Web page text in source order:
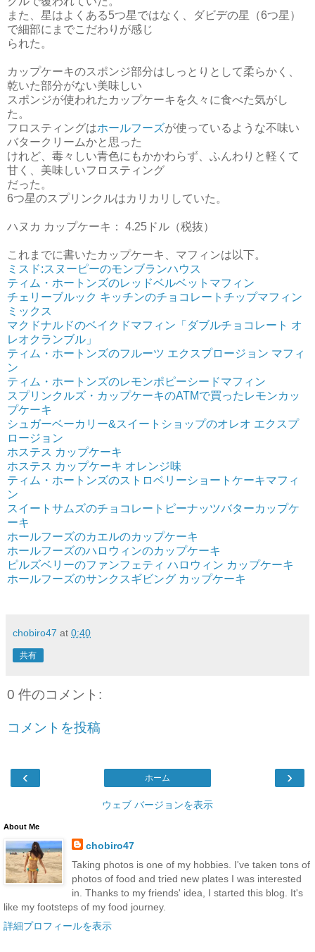
また、星はよくある5つ星ではなく、ダビデの星（6つ星）
で細部にまでこだわりが感じ
られた。
カップケーキのスポンジ部分はしっとりとして柔らかく、
乾いた部分がない美味しい
スポンジが使われたカップケーキを久々に食べた気がし
た。
フロスティングはホールフーズが使っているような不味い
バタークリームかと思った
けれど、毒々しい青色にもかかわらず、ふんわりと軽くて
甘く、美味しいフロスティング
だった。
6つ星のスプリンクルはカリカリしていた。
ハヌカ カップケーキ： 4.25ドル（税抜）
これまでに書いたカップケーキ、マフィンは以下。
ミスド:スヌーピーのモンブランハウス
ティム・ホートンズのレッドベルベットマフィン
チェリーブルック キッチンのチョコレートチップマフィン
ミックス
マクドナルドのベイクドマフィン「ダブルチョコレート オ
レオクランブル」
ティム・ホートンズのフルーツ エクスプロージョン マフィ
ン
ティム・ホートンズのレモンポピーシードマフィン
スプリンクルズ・カップケーキのATMで買ったレモンカッ
プケーキ
シュガーベーカリー&スイートショップのオレオ エクスプ
ロージョン
ホステス カップケーキ
ホステス カップケーキ オレンジ味
ティム・ホートンズのストロベリーショートケーキマフィ
ン
スイートサムズのチョコレートピーナッツバターカップケ
ーキ
ホールフーズのカエルのカップケーキ
ホールフーズのハロウィンのカップケーキ
ピルズベリーのファンフェティ ハロウィン カップケーキ
ホールフーズのサンクスギビング カップケーキ
chobiro47 at 0:40
共有
0 件のコメント:
コメントを投稿
‹ ›
ホーム
ウェブ バージョンを表示
About Me
chobiro47
Taking photos is one of my hobbies. I've taken tons of
photos of food and tried new plates I was interested
in. Thanks to my friends' idea, I started this blog. It's
like my footsteps of my food journey.
詳細プロフィールを表示